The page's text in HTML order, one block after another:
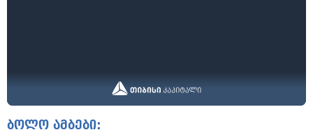
ბოლო ამბები: